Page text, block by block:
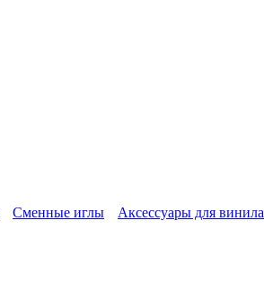
Сменные иглы
Аксессуары для винила